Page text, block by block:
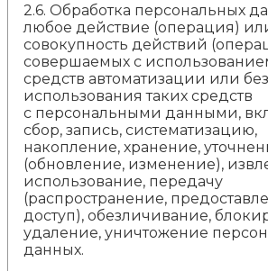
2.6. Обработка персональных
любое действие (операция)
совокупность действий
совершаемых с
средств автоматизации или без
использования таких средств
с персональными данными,
сбор, запись, систематизацию,
накопление, хранение,
(обновление, изменение),
использование, передачу
(распространение,
доступ), обезличивание,
удаление, уничтожение
данных.